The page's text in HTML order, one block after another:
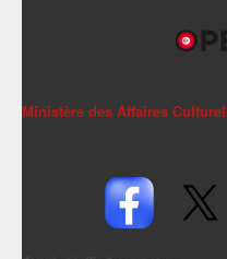
Ministère des Affaires